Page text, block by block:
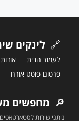
🔗 לינקים
לעמוד הבית
פרסום פוסט אורח
🔎 מחפשים
נותני שירות לסטארטאפים